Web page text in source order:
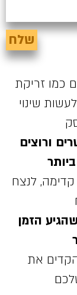
כמו זריקת
שינוי
ורוצים
לנצח
הזמן
את
שלח